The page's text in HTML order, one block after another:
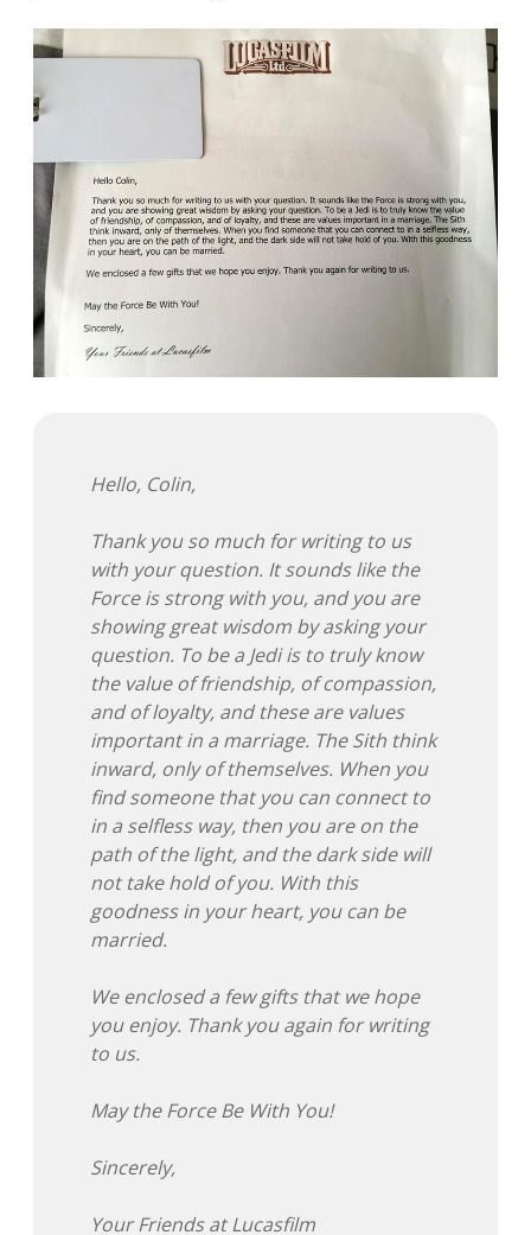
Hello, Colin,
Thank you so much for writing to us
with your question. It sounds like the
Force is strong with you, and you are
showing great wisdom by asking your
question. To be a Jedi is to truly know
the value of friendship, of compassion,
and of loyalty, and these are values
important in a marriage. The Sith think
inward, only of themselves. When you
find someone that you can connect to
in a selfless way, then you are on the
path of the light, and the dark side will
not take hold of you. With this
goodness in your heart, you can be
married.
We enclosed a few gifts that we hope
you enjoy. Thank you again for writing
to us.
May the Force Be With You!
Sincerely,
Your Friends at Lucasfilm